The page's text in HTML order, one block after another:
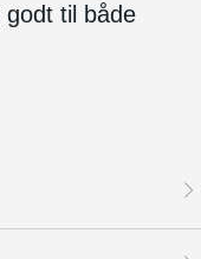
til både